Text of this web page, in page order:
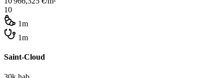
10
1m
1m
Saint-Cloud